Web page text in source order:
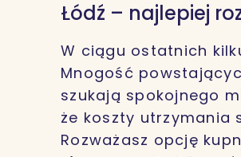
Łódź – najlepiej
W ciągu ostatnich
Mnogość
szukają spokojnego
że koszty utrzymania
Rozważasz opcję